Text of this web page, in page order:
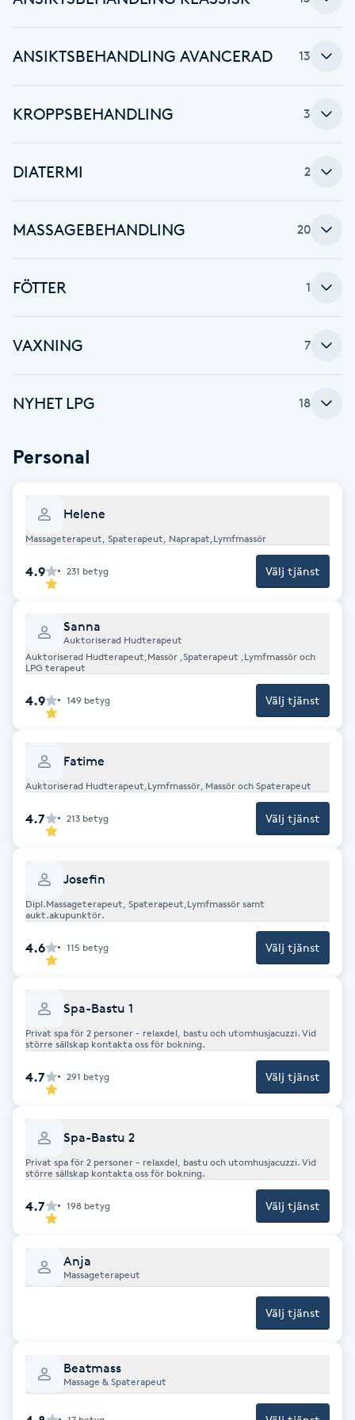
Babylights
Bambumassage
Barnklippning
Blowout
Bottenfärg
Bröllopsuppsättning
Celluliter
Coachning
Color correction
Cryoterapi
Dermapen
Extensions
Extensions borttagning
Faceliftmassage
Fet hårbotten
Fettreducering
Fillers
Fotmassage
ANSIKTSBEHANDLING AVANCERAD 13
KROPPSBEHANDLING 3
DIATERMI 2
MASSAGEBEHANDLING 20
FÖTTER 1
VAXNING 7
NYHET LPG 18
Personal
Helene
Massageterapeut, Spaterapeut, Naprapat,Lymfmassör
4.9 231 betyg Välj tjänst
Sanna
Auktoriserad Hudterapeut
Auktoriserad Hudterapeut,Massör ,Spaterapeut ,Lymfmassör och
LPG terapeut
4.9 149 betyg Välj tjänst
Fatime
Auktoriserad Hudterapeut,Lymfmassör, Massör och Spaterapeut
4.7 213 betyg Välj tjänst
Josefin
Dipl.Massageterapeut, Spaterapeut,Lymfmassör samt
aukt.akupunktör.
4.6 115 betyg Välj tjänst
Spa-Bastu 1
Privat spa för 2 personer - relaxdel, bastu och utomhusjacuzzi. Vid
större sällskap kontakta oss för bokning.
4.7 291 betyg Välj tjänst
Spa-Bastu 2
Privat spa för 2 personer - relaxdel, bastu och utomhusjacuzzi. Vid
större sällskap kontakta oss för bokning.
4.7 198 betyg Välj tjänst
Anja
Massageterapeut
Välj tjänst
Beatmass
Massage & Spaterapeut